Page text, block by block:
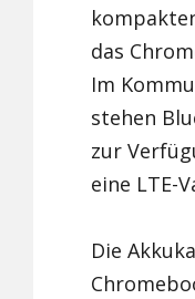
das
Im
stehen
zur
eine LTE-
Die